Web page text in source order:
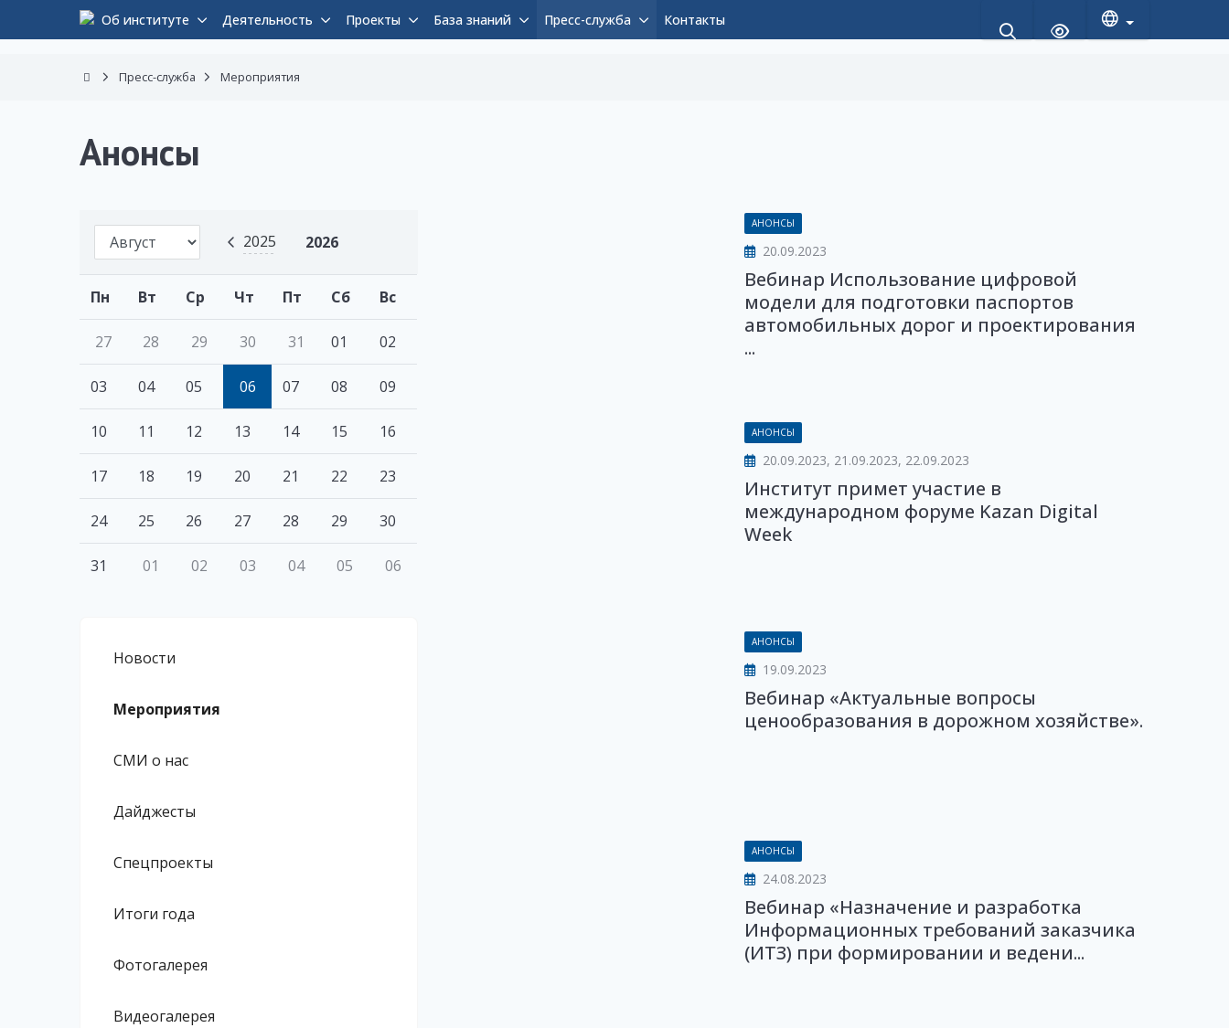
Об институте Деятельность Проекты База знаний Пресс-служба Контакты
Пресс-служба Мероприятия
Анонсы
2025 2026
Пн Вт Ср Чт Пт Сб Вс
27 28 29 30 31 01 02
03 04 05 06 07 08 09
10 11 12 13 14 15 16
17 18 19 20 21 22 23
24 25 26 27 28 29 30
31 01 02 03 04 05 06
Новости
Мероприятия
СМИ о нас
Дайджесты
Спецпроекты
Итоги года
Фотогалерея
Видеогалерея
АНОНСЫ
20.09.2023
Вебинар Использование цифровой
модели для подготовки паспортов
автомобильных дорог и проектирования
...
АНОНСЫ
20.09.2023, 21.09.2023, 22.09.2023
Институт примет участие в
международном форуме Kazan Digital
Week
АНОНСЫ
19.09.2023
Вебинар «Актуальные вопросы
ценообразования в дорожном хозяйстве».
АНОНСЫ
24.08.2023
Вебинар «Назначение и разработка
Информационных требований заказчика
(ИТЗ) при формировании и ведени...